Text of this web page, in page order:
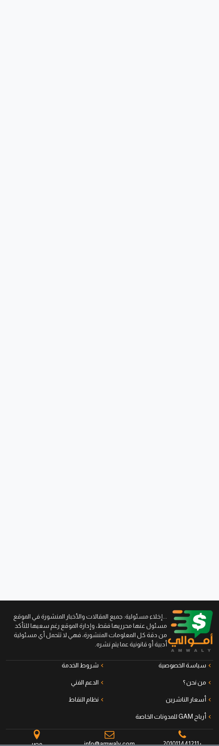
...إخلاء مسئولية: جميع المقالات والأخبار المنشورة في الموقع
مسئول عنها محرريها فقط، وإدارة الموقع رغم سعيها للتأكد
من دقة كل المعلومات المنشورة، فهي لا تتحمل أي مسئولية
أدبية أو قانونية عما يتم نشره.
سياسة الخصوصية شروط الخدمة
من نحن ؟ الدعم الفني
أسعار الناشرين نظام النقاط
أرباح GAM للمدونات الخاصة
+201011441211
info@amwaly.com مصر